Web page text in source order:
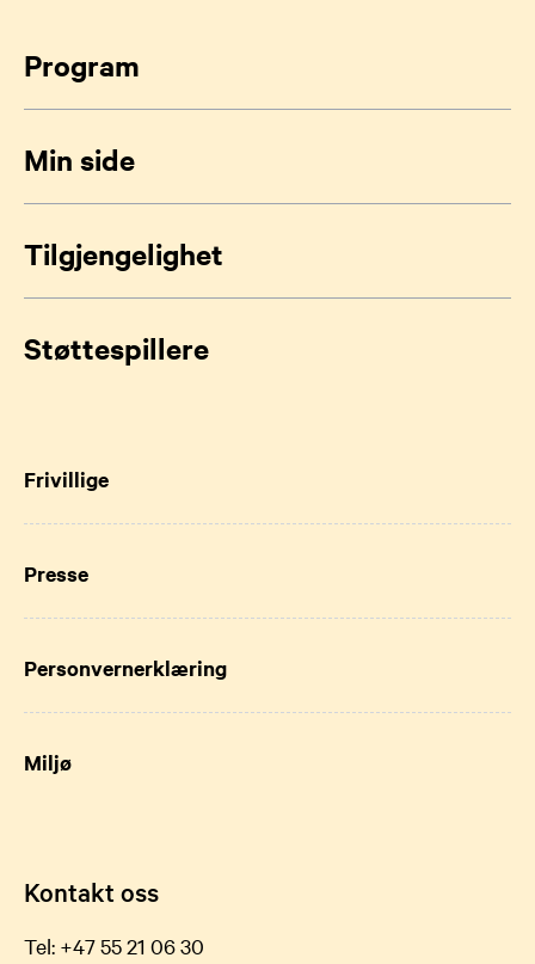
Program
Min side
Tilgjengelighet
Støttespillere
Frivillige
Presse
Personvernerklæring
Miljø
Kontakt oss
Tel: +47 55 21 06 30